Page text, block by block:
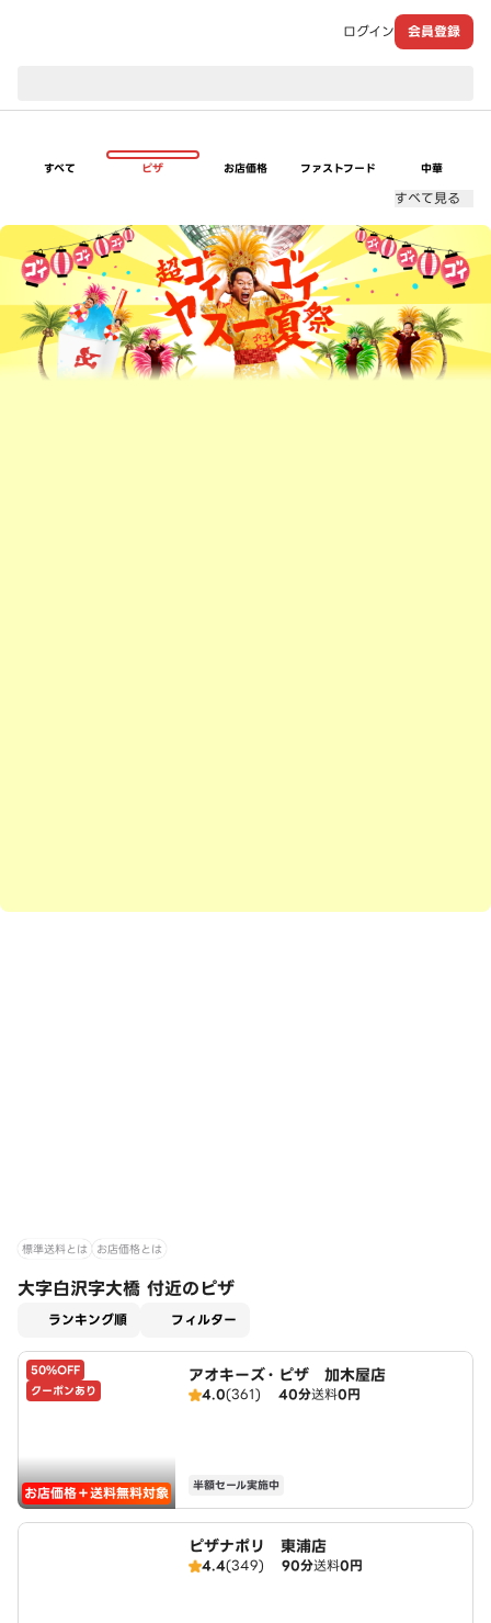
ログイン 会員登録
すべて ピザ お店価格 ファストフード 中華
すべて見る
超ゴイゴイヤスー夏祭
標準送料とは お店価格とは
大字白沢字大橋 付近のピザ
ランキング順 フィルター
50%OFF
クーポンあり
お店価格＋送料無料対象
アオキーズ・ピザ 加木屋店
4.0(361) 40分送料0円
半額セール実施中
ピザナポリ 東浦店
4.4(349) 90分送料0円